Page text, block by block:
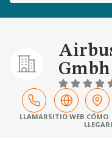
Gmbh
LLAMARSITIO WEB CÓMO
LLEGAR